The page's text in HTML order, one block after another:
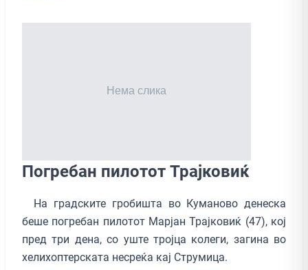
Погребан пилотот Трајковиќ
На градските гробишта во Куманово денеска
беше погребан пилотот Марјан Трајковиќ (47), кој
пред три дена, со уште тројца колеги, загина во
хелихоптерската несреќа кај Струмица.